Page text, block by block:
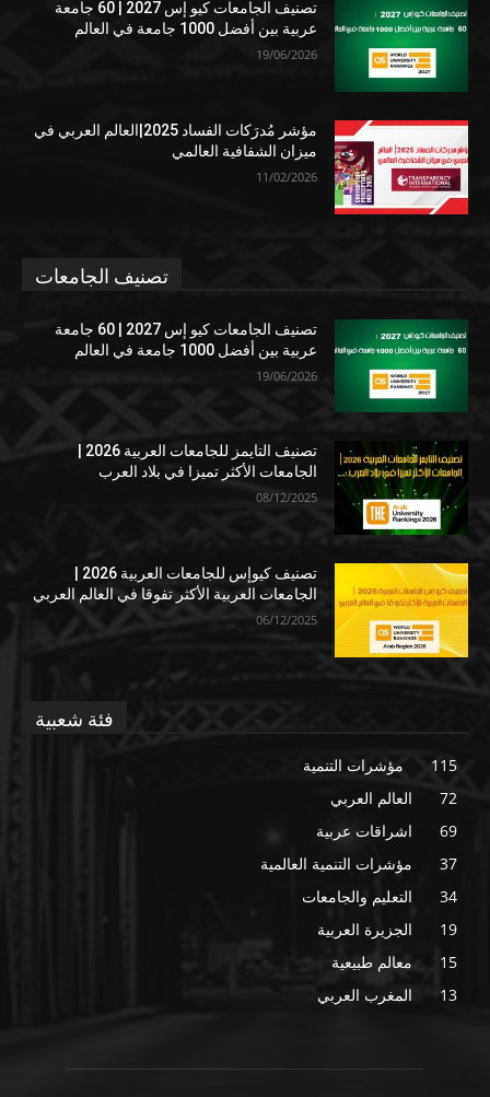
تصنيف الجامعات كيو إس 2027 | 60 جامعة
عربية بين أفضل 1000 جامعة في العالم
19/06/2026
مؤشر مُدرَكات الفساد 2025|العالم العربي في
ميزان الشفافية العالمي
11/02/2026
تصنيف الجامعات
تصنيف الجامعات كيو إس 2027 | 60 جامعة
عربية بين أفضل 1000 جامعة في العالم
19/06/2026
الجامعات الأكثر تميزا في بلاد العرب
08/12/2025
الجامعات العربية الأكثر تفوقا في العالم العربي
06/12/2025
فئة شعبية
مؤشرات التنمية
115
العالم العربي
72
اشراقات عربية
69
مؤشرات التنمية العالمية
37
التعليم والجامعات
34
الجزيرة العربية
19
معالم طبيعية
15
المغرب العربي
13